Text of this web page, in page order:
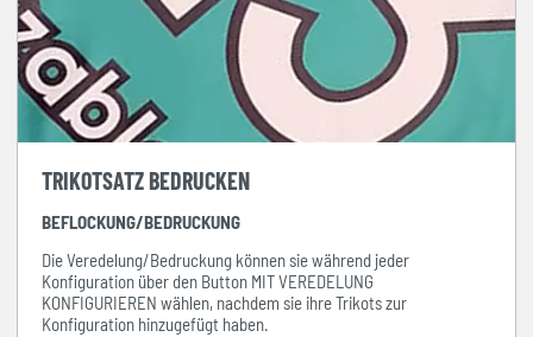
TRIKOTSATZ BEDRUCKEN
BEFLOCKUNG/BEDRUCKUNG
Die Veredelung/Bedruckung können sie während jeder
Konfiguration über den Button MIT VEREDELUNG
KONFIGURIEREN wählen, nachdem sie ihre Trikots zur
Konfiguration hinzugefügt haben.